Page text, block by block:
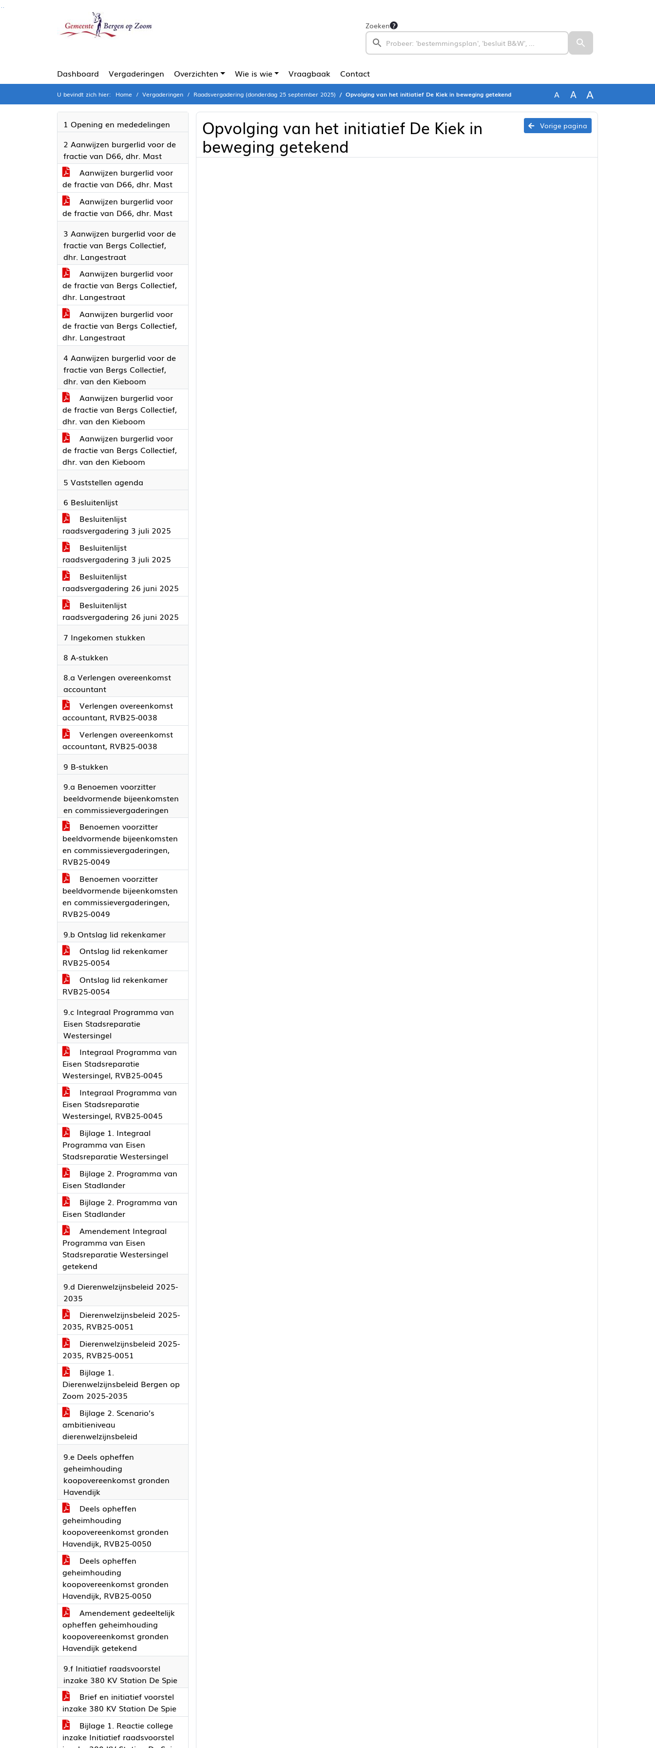
Ga naar de inhoud van deze pagina
Zoeken
Dashboard Vergaderingen Overzichten Wie is wie Vraagbaak Contact
U bevindt zich hier: Home Vergaderingen Raadsvergadering (donderdag 25 september 2025) Opvolging van het initiatief De Kiek in beweging getekend A A A
1 Opening en mededelingen
2 Aanwijzen burgerlid voor de
fractie van D66, dhr. Mast
Aanwijzen burgerlid voor
de fractie van D66, dhr. Mast
Aanwijzen burgerlid voor
de fractie van D66, dhr. Mast
3 Aanwijzen burgerlid voor de
fractie van Bergs Collectief,
dhr. Langestraat
Aanwijzen burgerlid voor
de fractie van Bergs Collectief,
dhr. Langestraat
Aanwijzen burgerlid voor
de fractie van Bergs Collectief,
dhr. Langestraat
4 Aanwijzen burgerlid voor de
fractie van Bergs Collectief,
dhr. van den Kieboom
Aanwijzen burgerlid voor
de fractie van Bergs Collectief,
dhr. van den Kieboom
Aanwijzen burgerlid voor
de fractie van Bergs Collectief,
dhr. van den Kieboom
5 Vaststellen agenda
6 Besluitenlijst
Besluitenlijst
raadsvergadering 3 juli 2025
Besluitenlijst
raadsvergadering 3 juli 2025
Besluitenlijst
raadsvergadering 26 juni 2025
Besluitenlijst
raadsvergadering 26 juni 2025
7 Ingekomen stukken
8 A-stukken
8.a Verlengen overeenkomst
accountant
Verlengen overeenkomst
accountant, RVB25-0038
Verlengen overeenkomst
accountant, RVB25-0038
9 B-stukken
9.a Benoemen voorzitter
beeldvormende bijeenkomsten
en commissievergaderingen
Benoemen voorzitter
beeldvormende bijeenkomsten
en commissievergaderingen,
RVB25-0049
Benoemen voorzitter
beeldvormende bijeenkomsten
en commissievergaderingen,
RVB25-0049
9.b Ontslag lid rekenkamer
Ontslag lid rekenkamer
RVB25-0054
Ontslag lid rekenkamer
RVB25-0054
9.c Integraal Programma van
Eisen Stadsreparatie
Westersingel
Integraal Programma van
Eisen Stadsreparatie
Westersingel, RVB25-0045
Integraal Programma van
Eisen Stadsreparatie
Westersingel, RVB25-0045
Bijlage 1. Integraal
Programma van Eisen
Stadsreparatie Westersingel
Bijlage 2. Programma van
Eisen Stadlander
Bijlage 2. Programma van
Eisen Stadlander
Amendement Integraal
Programma van Eisen
Stadsreparatie Westersingel
getekend
9.d Dierenwelzijnsbeleid 2025-
2035
Dierenwelzijnsbeleid 2025-
2035, RVB25-0051
Dierenwelzijnsbeleid 2025-
2035, RVB25-0051
Bijlage 1.
Dierenwelzijnsbeleid Bergen op
Zoom 2025-2035
Bijlage 2. Scenario’s
ambitieniveau
dierenwelzijnsbeleid
9.e Deels opheffen
geheimhouding
koopovereenkomst gronden
Havendijk
Deels opheffen
geheimhouding
koopovereenkomst gronden
Havendijk, RVB25-0050
Deels opheffen
geheimhouding
koopovereenkomst gronden
Havendijk, RVB25-0050
Amendement gedeeltelijk
opheffen geheimhouding
koopovereenkomst gronden
Havendijk getekend
9.f Initiatief raadsvoorstel
inzake 380 KV Station De Spie
Brief en initiatief voorstel
inzake 380 KV Station De Spie
Bijlage 1. Reactie college
inzake Initiatief raadsvoorstel
Vorige pagina
Opvolging van het initiatief De Kiek in
beweging getekend